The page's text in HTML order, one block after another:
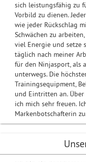
sich leistungsfähig zu
Vorbild zu dienen.
wie jeder Rückschlag
Schwächen zu
viel Energie und setze
täglich nach meiner
für den Ninjasport, als
unterwegs. Die
Trainingsequipment,
und Eintritten an.
ich mich sehr freuen.
Markenbotschafterin